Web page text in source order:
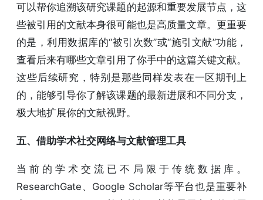
可以帮你追溯该研究课题的起源和重要发展节点，这
些被引用的文献本身很可能也是高质量文章。更重要
的是，利用数据库的“被引次数”或“施引文献”功能，
查看后来有哪些文章引用了你手中的这篇关键文献。
这些后续研究，特别是那些同样发表在一区期刊上
的，能够引导你了解该课题的最新进展和不同分支，
极大地扩展你的文献视野。
五、借助学术社交网络与文献管理工具
当前的学术交流已不局限于传统数据库。
ResearchGate、Google Scholar等平台也是重要补